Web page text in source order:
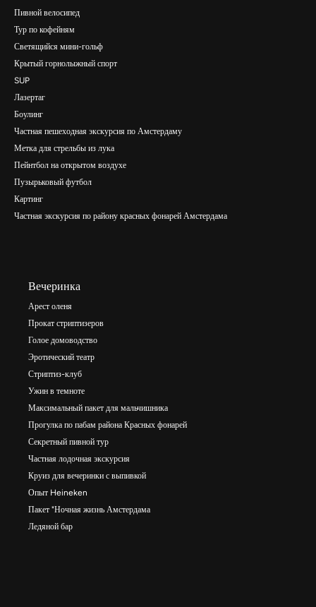
Пивной велосипед
Тур по кофейням
Светящийся мини-гольф
Крытый горнолыжный спорт
SUP
Лазертаг
Боулинг
Частная пешеходная экскурсия по Амстердаму
Метка для стрельбы из лука
Пейнтбол на открытом воздухе
Пузырьковый футбол
Картинг
Частная экскурсия по району красных фонарей Амстердама
Вечеринка
Арест оленя
Прокат стриптизеров
Голое домоводство
Эротический театр
Стриптиз-клуб
Ужин в темноте
Максимальный пакет для мальчишника
Прогулка по пабам района Красных фонарей
Секретный пивной тур
Частная лодочная экскурсия
Круиз для вечеринки с выпивкой
Опыт Heineken
Пакет "Ночная жизнь Амстердама
Ледяной бар